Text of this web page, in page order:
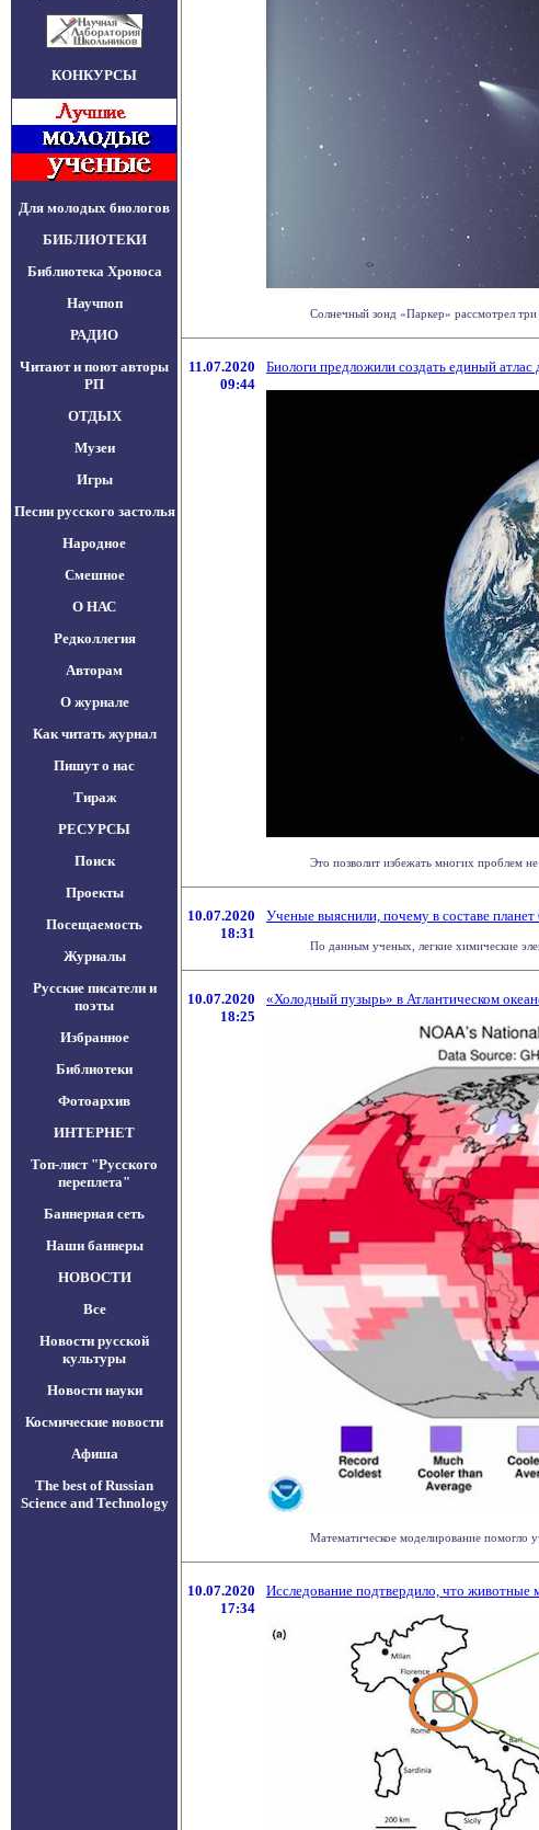
КОНКУРСЫ
Для молодых биологов
БИБЛИОТЕКИ
Библиотека Хроноса
Научпоп
РАДИО
Читают и поют авторы
РП
ОТДЫХ
Музеи
Игры
Песни русского застолья
Народное
Смешное
О НАС
Редколлегия
Авторам
О журнале
Как читать журнал
Пишут о нас
Тираж
РЕСУРСЫ
Поиск
Проекты
Посещаемость
Журналы
Русские писатели и
поэты
Избранное
Библиотеки
Фотоархив
ИНТЕРНЕТ
Топ-лист "Русского
переплета"
Баннерная сеть
Наши баннеры
НОВОСТИ
Все
Новости русской
культуры
Новости науки
Космические новости
Афиша
The best of Russian
Science and Technology
Солнечный зонд «Паркер» рассмотрел три
11.07.2020
09:44
Биологи предложили создать единый атлас
Это позволит избежать многих проблем
10.07.2020
18:31
Ученые выяснили, почему в составе
По данным ученых, легкие химические
10.07.2020
18:25
«Холодный пузырь» в Атлантическом
Математическое моделирование помогло
10.07.2020
17:34
Исследование подтвердило, что животные